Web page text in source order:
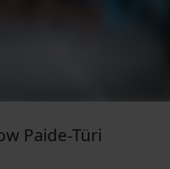
Paide-Türi